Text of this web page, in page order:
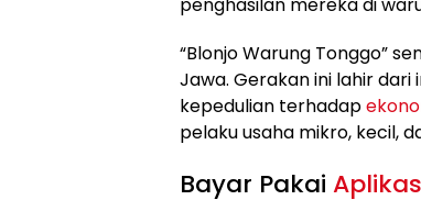
“Blonjo Warung Tonggo”
Jawa. Gerakan ini lahir dari
kepedulian terhadap
pelaku usaha mikro, kecil,
Bayar Pakai